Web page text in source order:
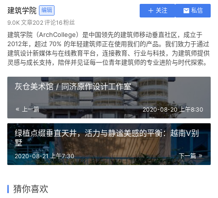
建筑学院 编辑 关注
私信
9.0K 文章202评论16粉丝
建筑学院（ArchCollege）是中国领先的建筑师移动垂直社区，成立于
2012年，超过 70% 的年轻建筑师正在使用我们的产品。我们致力于通过
建筑设计新媒体与在线教育平台，连接教育、行业与科技，为建筑师提供
灵感与成长支持，陪伴并见证每一位青年建筑师的专业进阶与时代探索。
灰仓美术馆 / 同济原作设计工作室
上一篇 2020-08-20 上午8:30
绿植点缀垂直天井，活力与静谧美感的平衡：越南V别
墅
下一篇
2020-08-21 上午7:30
猜你喜欢
计
嘉善博物馆、图书馆 / 浙江大
叙事·山水：温州绿轴翡翠文化